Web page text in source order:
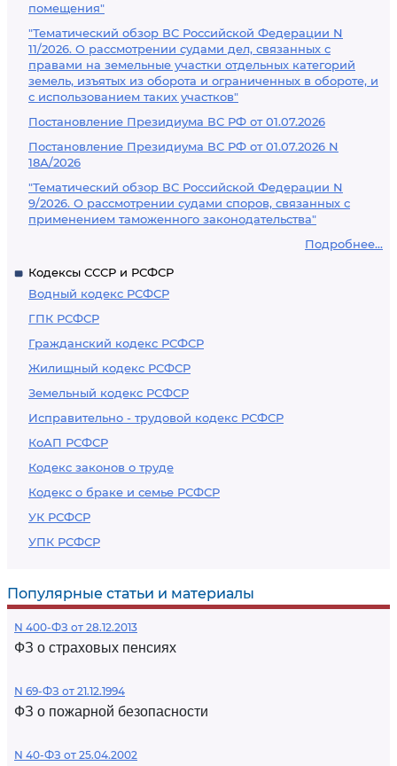
помещения"
"Тематический обзор ВС Российской Федерации N
11/2026. О рассмотрении судами дел, связанных с
правами на земельные участки отдельных категорий
земель, изъятых из оборота и ограниченных в обороте, и
с использованием таких участков"
Постановление Президиума ВС РФ от 01.07.2026
Постановление Президиума ВС РФ от 01.07.2026 N
18А/2026
"Тематический обзор ВС Российской Федерации N
9/2026. О рассмотрении судами споров, связанных с
применением таможенного законодательства"
Подробнее...
Кодексы СССР и РСФСР
Водный кодекс РСФСР
ГПК РСФСР
Гражданский кодекс РСФСР
Жилищный кодекс РСФСР
Земельный кодекс РСФСР
Исправительно - трудовой кодекс РСФСР
КоАП РСФСР
Кодекс законов о труде
Кодекс о браке и семье РСФСР
УК РСФСР
УПК РСФСР
Популярные статьи и материалы
N 400-ФЗ от 28.12.2013
ФЗ о страховых пенсиях
N 69-ФЗ от 21.12.1994
ФЗ о пожарной безопасности
N 40-ФЗ от 25.04.2002